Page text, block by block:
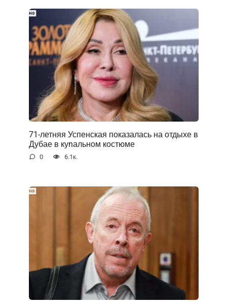
71-летняя Успенская показалась на отдыхе в
Дубае в куnальном костюме
0 6.1к.